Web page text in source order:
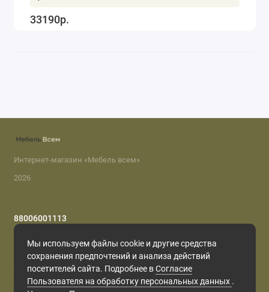
33190р.
Мы используем файлы cookie и другие средства
сохранения предпочтений и анализа действий
посетителей сайта. Подробнее вСогласие
Пользователя на обработку персональных данных .
Интернет-магазин «Мебель всем»
2026
88006001113
Обратный звонок
с 8.00 до 22.00
Мы в сети